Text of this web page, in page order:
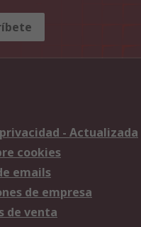
- Actualizada
cookies
emails
de empresa
de venta